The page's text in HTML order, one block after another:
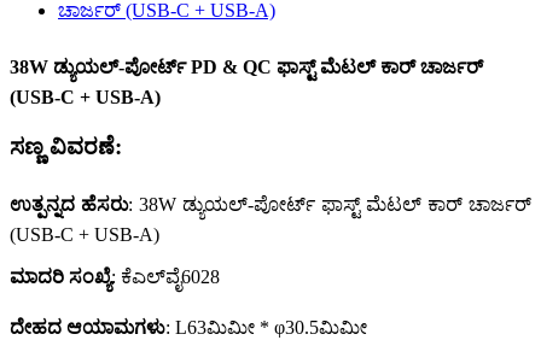
38W ಡ್ಯುಯಲ್-ಪೋರ್ಟ್ PD & QC ಫಾಸ್ಟ್ ಮೆಟಲ್ ಕಾರ್ ಚಾರ್ಜರ್
(USB-C + USB-A)
ಸಣ್ಣ ವಿವರಣೆ:
ಉತ್ಪನ್ನದ ಹೆಸರು: 38W ಡ್ಯುಯಲ್-ಪೋರ್ಟ್ ಫಾಸ್ಟ್ ಮೆಟಲ್ ಕಾರ್ ಚಾರ್ಜರ್
(USB-C + USB-A)
ಮಾದರಿ ಸಂಖ್ಯೆ: ಕೆಎಲ್‌ವೈ6028
ದೇಹದ ಆಯಾಮಗಳು: L63ಮಿಮೀ * φ30.5ಮಿಮೀ